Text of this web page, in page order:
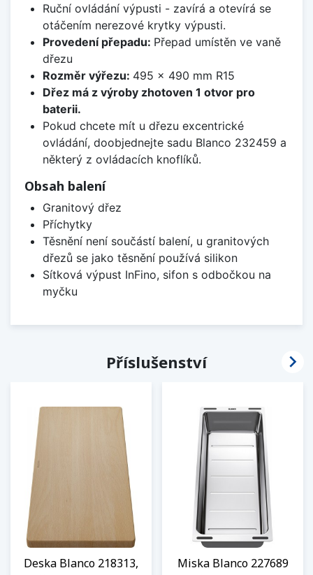
Ruční ovládání výpusti - zavírá a otevírá se
otáčením nerezové krytky výpusti.
Provedení přepadu: Přepad umístěn ve vaně
dřezu
Rozměr výřezu: 495 x 490 mm R15
Dřez má z výroby zhotoven 1 otvor pro
baterii.
Pokud chcete mít u dřezu excentrické
ovládání, doobjednejte sadu Blanco 232459 a
některý z ovládacích knoflíků.
Obsah balení
Granitový dřez
Příchytky
Těsnění není součástí balení, u granitových
dřezů se jako těsnění používá silikon
Sítková výpust InFino, sifon s odbočkou na
myčku
Příslušenství
Deska Blanco 218313,
Miska Blanco 227689
